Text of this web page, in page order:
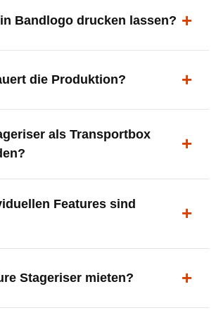
und gut sichtbar.
Bandlogo drucken lassen?
Marke.
die Produktion?
kostenfrei.
als Transportbox
Features sind
Schnittstelle
Stageriser mieten?